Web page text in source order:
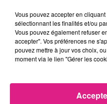
Officiel : le lac de Madine
4 août 2026
Eclipse Solaire du 12 août : où
31 juillet 2026
Chalets de Noël solidaires : la
Vosges : les feux d’artifice de
Vous pouvez accepter en
sélectionnant les finalités et/ou
Vous pouvez également refuser
accepter". Vos préférences ne
pouvez mettre à jour vos choix,
moment via le lien "Gérer les